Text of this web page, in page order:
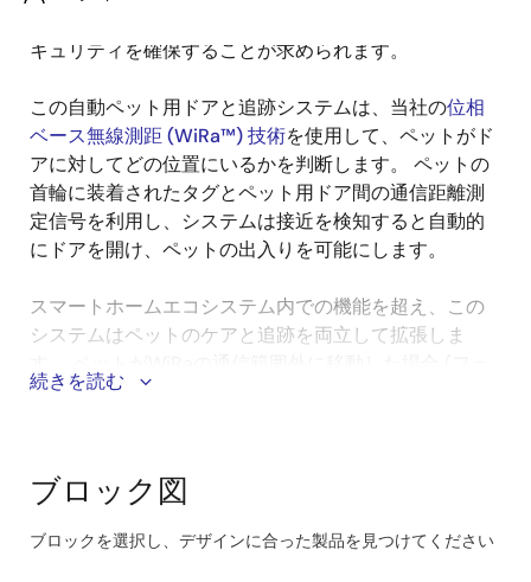
キュリティを確保することが求められます。
この自動ペット用ドアと追跡システムは、当社の位相
ベース無線測距 (WiRa™) 技術を使用して、ペットがド
アに対してどの位置にいるかを判断します。 ペットの
首輪に装着されたタグとペット用ドア間の通信距離測
定信号を利用し、システムは接近を検知すると自動的
にドアを開け、ペットの出入りを可能にします。
スマートホームエコシステム内での機能を超え、この
システムはペットのケアと追跡を両立して拡張しま
ンスを越えて逃げ出すなど) 、飼い主に通知が送信され
る位置測位 (CSL)に切り替わり、ペットを追跡するこ
とで、長期間の迷子や危害のリスクを軽減します。
続きを読む
ブロック図
ブロックを選択し、デザインに合った製品を見つけてください